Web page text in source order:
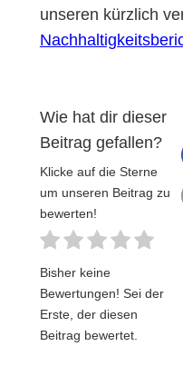
unseren kürzlich
Wie hat dir dieser
Beitrag gefallen?
Klicke auf die Sterne
um unseren Beitrag zu
bewerten!
Bisher keine
Bewertungen! Sei der
Erste, der diesen
Beitrag bewertet.